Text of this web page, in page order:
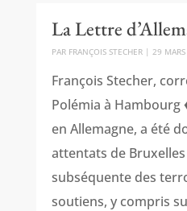
La Lettre
PAR FRANÇOIS STECHER| 29
François Stecher,
Polémia à Hambourg
en Allemagne, a été
attentats de
subséquente des
soutiens, y compris